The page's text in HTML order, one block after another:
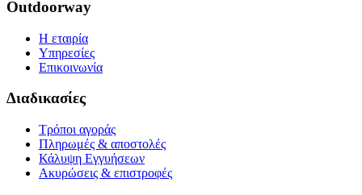
Outdoorway
Η εταιρία
Υπηρεσίες
Επικοινωνία
Διαδικασίες
Τρόποι αγοράς
Πληρωμές & αποστολές
Κάλυψη Εγγυήσεων
Ακυρώσεις & επιστροφές